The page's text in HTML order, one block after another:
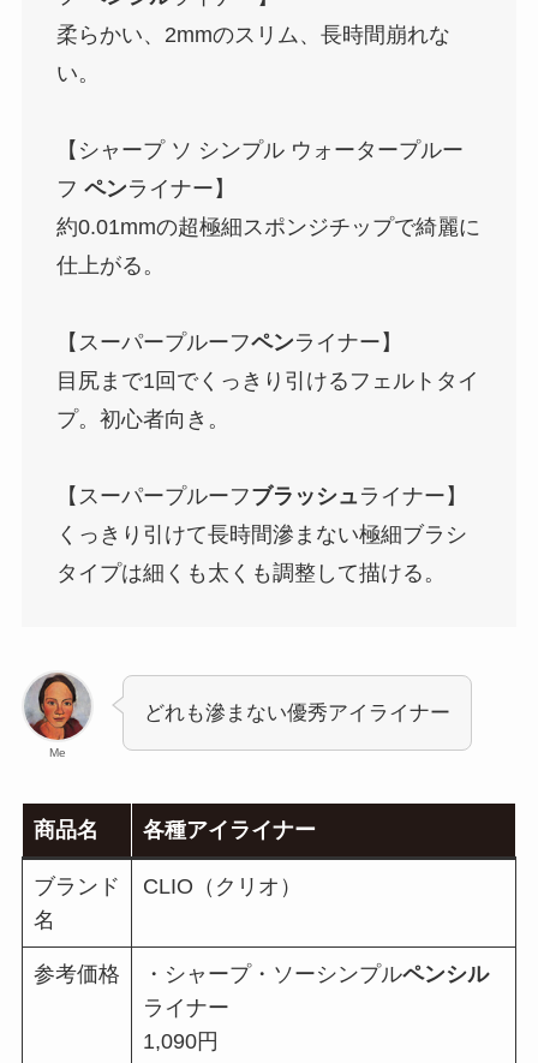
柔らかい、2mmのスリム、長時間崩れな
い。
【シャープ ソ シンプル ウォータープルー
フ ペンライナー】
約0.01mmの超極細スポンジチップで綺麗に
仕上がる。
【スーパープルーフペンライナー】
目尻まで1回でくっきり引けるフェルトタイ
プ。初心者向き。
【スーパープルーフブラッシュライナー】
くっきり引けて長時間滲まない極細ブラシ
タイプは細くも太くも調整して描ける。
Me
どれも滲まない優秀アイライナー
商品名 各種アイライナー
ブランド
名
CLIO（クリオ）
参考価格 ・シャープ・ソーシンプルペンシル
ライナー
1,090円